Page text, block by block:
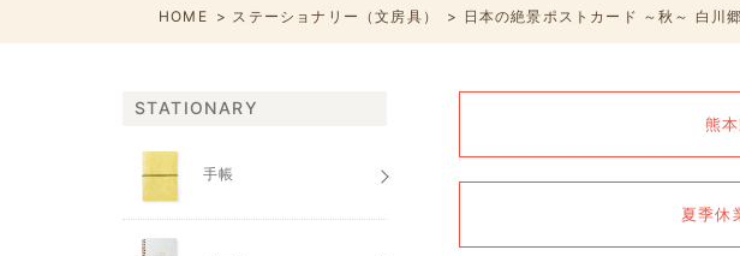
HOME ステーショナリー（文房具） 日本の絶景ポストカード ～秋～ 白川
熊
夏季休
STATIONARY
手帳